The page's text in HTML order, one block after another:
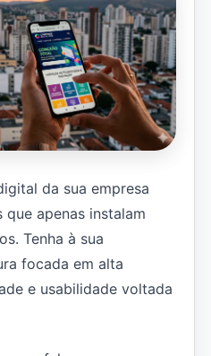
da sua empresa
que apenas instalam
Tenha à sua
focada em alta
e usabilidade voltada